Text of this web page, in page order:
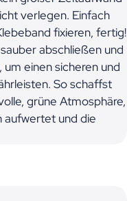
verlegen. Einfach
fixieren, fertig!
abschließen und
einen sicheren und
So schaffst
grüne Atmosphäre,
aufwertet und die